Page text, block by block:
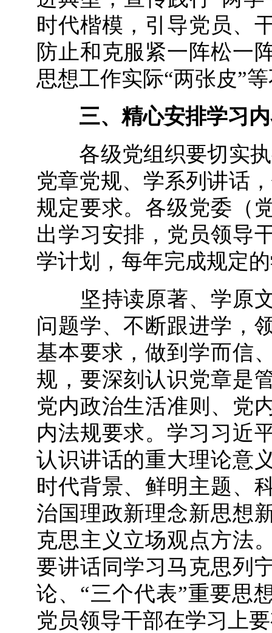
时代楷模，引导党员、
防止和克服紧一阵松一
思想工作实际“两张皮”
三、精心安排学习
各级党组织要切实执
党章党规、学系列讲话
规定要求。各级党委（
出学习安排，党员领导
学计划，每年完成规定
坚持读原著、学原文
问题学、不断跟进学，
基本要求，做到学而信
规，要深刻认识党章是
党内政治生活准则、党
内法规要求。学习习近
认识讲话的重大理论意
时代背景、鲜明主题、
治国理政新理念新思想
克思主义立场观点方法
要讲话同学习马克思列
论、“三个代表”重要思
党员领导干部在学习上